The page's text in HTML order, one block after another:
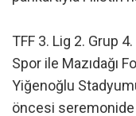
TFF 3. Lig 2. Grup
Spor ile Mazıdağı
Yiğenoğlu
öncesi seremonide